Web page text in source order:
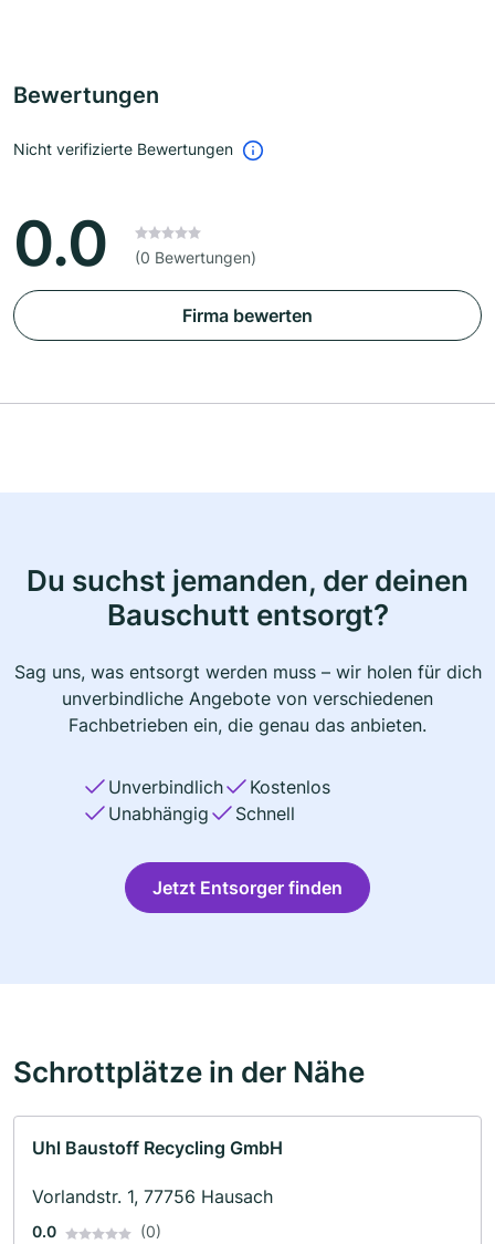
Bewertungen
Nicht verifizierte Bewertungen
0.0 (0 Bewertungen)
Firma bewerten
Du suchst jemanden, der deinen
Bauschutt entsorgt?
Sag uns, was entsorgt werden muss – wir holen für dich
unverbindliche Angebote von verschiedenen
Fachbetrieben ein, die genau das anbieten.
Unverbindlich
Kostenlos
Unabhängig
Schnell
Jetzt Entsorger finden
Schrottplätze in der Nähe
Uhl Baustoff Recycling GmbH
Vorlandstr. 1, 77756 Hausach
0.0 (0)